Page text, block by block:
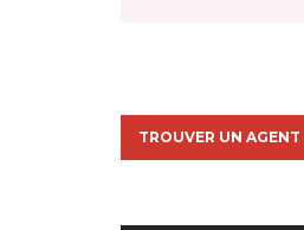
TROUVER UN AGENT